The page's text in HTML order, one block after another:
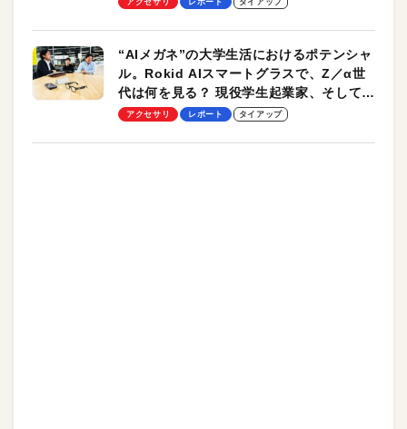
“AIメガネ”の大学生活におけるポテンシャ
ル。Rokid AIスマートグラスで、Z／α世
代は何を見る？ 現役学生起業家、そして教
授による体験会レポート【PR】
アクセサリ レポート タイアップ